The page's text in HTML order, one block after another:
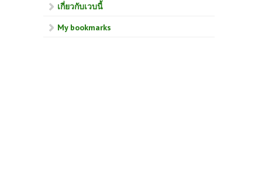
เกี่ยวกับเวบนี้
My bookmarks